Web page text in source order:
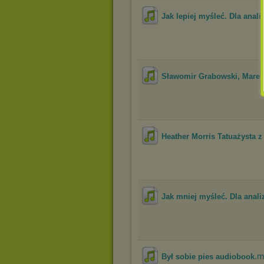
Jak lepiej myśleć. Dla
Sławomir Grabowski,
Heather Morris Tatuażysta
Jak mniej myśleć. Dla
Był sobie pies audiobook